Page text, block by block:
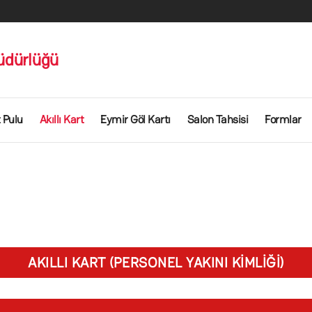
Pulu Akıllı Kart Eymir Göl Kartı Salon Tahsisi Formlar
AKILLI KART (PERSONEL YAKINI KIMLIĞI)